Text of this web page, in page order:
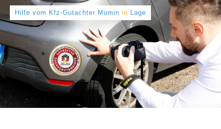
Hilfe vom Kfz-Gutachter Mumin in Lage